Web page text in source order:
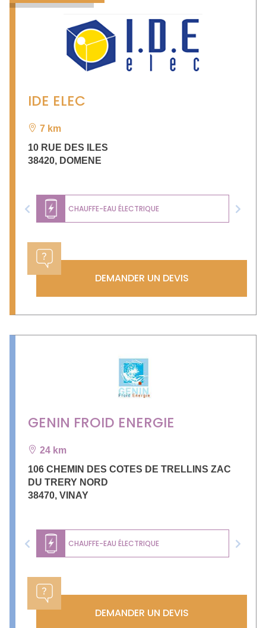
IDE ELEC
7 km
10 RUE DES ILES
38420, DOMENE
CHAUFFE-EAU ÉLECTRIQUE
Previous Next
DEMANDER UN DEVIS
GENIN FROID ENERGIE
24 km
106 CHEMIN DES COTES DE TRELLINS ZAC
DU TRERY NORD
38470, VINAY
CHAUFFE-EAU ÉLECTRIQUE
Previous Next
DEMANDER UN DEVIS